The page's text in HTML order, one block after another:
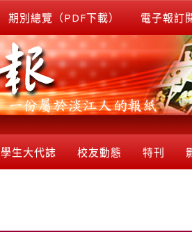
期別總覽（PDF下載） 電子報訂
學生大代誌 校友動態 特刊